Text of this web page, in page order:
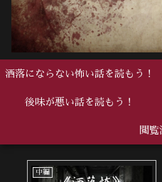
洒落にならない怖い話を読もう！
後味が悪い話を読もう！
閲覧
中編